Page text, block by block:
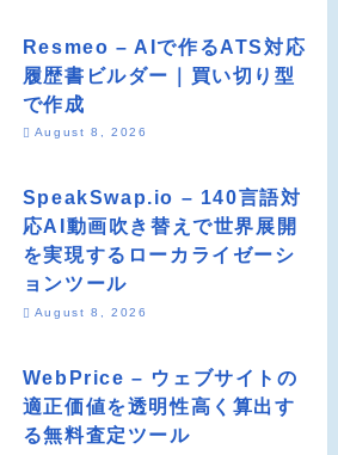
Resmeo – AIで作るATS対応
履歴書ビルダー｜買い切り型
で作成
August 8, 2026
SpeakSwap.io – 140言語対
応AI動画吹き替えで世界展開
を実現するローカライゼーシ
ョンツール
August 8, 2026
WebPrice – ウェブサイトの
適正価値を透明性高く算出す
る無料査定ツール